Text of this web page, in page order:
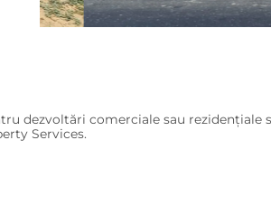
dezvoltări comerciale sau
Services.